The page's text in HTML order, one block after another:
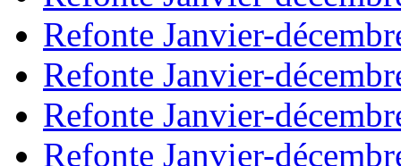
Refonte Janvier-
Refonte Janvier-
Refonte Janvier-
Refonte Janvier-